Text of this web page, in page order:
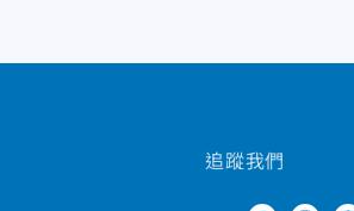
追蹤我們